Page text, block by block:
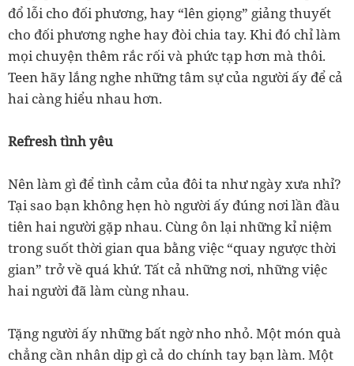
đổ lỗi cho đối phương, hay “lên giọng” giảng thuyết
cho đối phương nghe hay đòi chia tay. Khi đó chỉ làm
mọi chuyện thêm rắc rối và phức tạp hơn mà thôi.
Teen hãy lắng nghe những tâm sự của người ấy để cả
hai càng hiểu nhau hơn.
Refresh tình yêu
Nên làm gì để tình cảm của đôi ta như ngày xưa nhỉ?
Tại sao bạn không hẹn hò người ấy đúng nơi lần đầu
tiên hai người gặp nhau. Cùng ôn lại những kỉ niệm
trong suốt thời gian qua bằng việc “quay ngược thời
gian” trở về quá khứ. Tất cả những nơi, những việc
hai người đã làm cùng nhau.
Tặng người ấy những bất ngờ nho nhỏ. Một món quà
chẳng cần nhân dịp gì cả do chính tay bạn làm. Một